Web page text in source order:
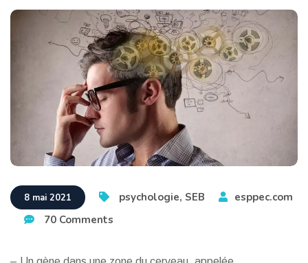
8 mai 2021 psychologie, SEB
esppec.com
70 Comments